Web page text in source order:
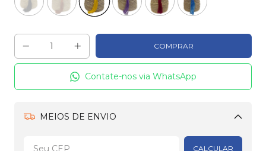
Contate-nos via WhatsApp
MEIOS DE ENVIO
Alterar CEP
CALCULAR